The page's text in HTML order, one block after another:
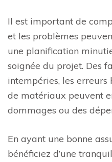
Il est important de
et les problèmes
une planification
soignée du projet. Des
intempéries, les
de matériaux peuvent
dommages ou des
En ayant une bonne
bénéficiez d’une